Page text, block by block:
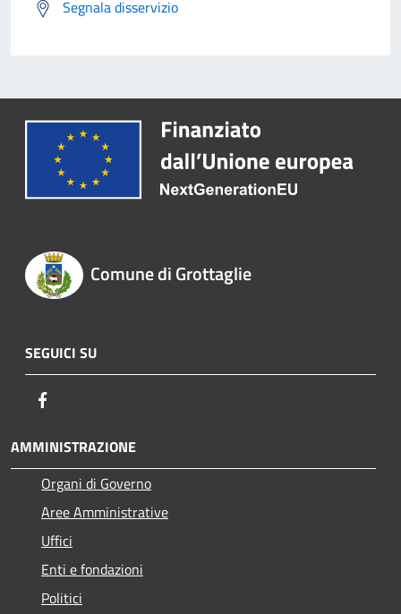
Segnala disservizio
Comune di Grottaglie
SEGUICI SU
AMMINISTRAZIONE
Organi di Governo
Aree Amministrative
Uffici
Enti e fondazioni
Politici